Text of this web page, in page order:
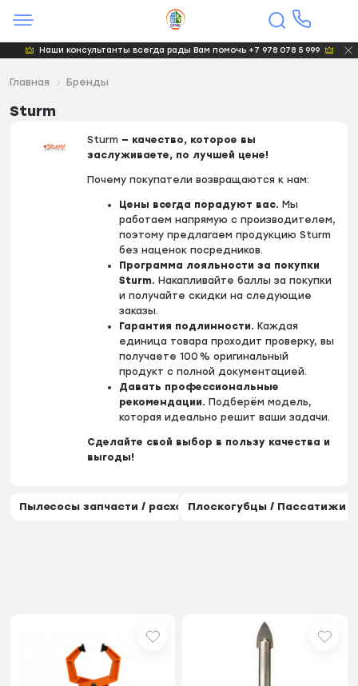
Наши консультанты всегда рады Вам помочь +7 978 078 5 999
Главная Бренды
Sturm
Sturm — качество, которое вы
заслуживаете, по лучшей цене!
Почему покупатели возвращаются к нам:
Цены всегда порадуют вас. Мы
работаем напрямую с производителем,
поэтому предлагаем продукцию Sturm
без наценок посредников.
Программа лояльности за покупки
Sturm. Накапливайте баллы за покупки
и получайте скидки на следующие
заказы.
Гарантия подлинности. Каждая
единица товара проходит проверку, вы
получаете 100 % оригинальный
продукт с полной документацией.
Давать профессиональные
рекомендации. Подберём модель,
которая идеально решит ваши задачи.
Сделайте свой выбор в пользу качества и
выгоды!
Пылесосы запчасти / расходникиГайковерт / Винтоверт
Плоскогубцы / Пассатижи /